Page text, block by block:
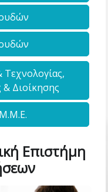
Τεχνολογίας,
Διοίκησης
Επιστήμη